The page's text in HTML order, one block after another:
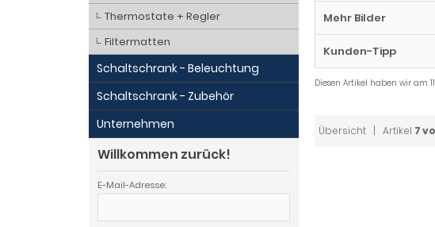
Mehr Bilder
Kunden-Tipp
Diesen Artikel haben wir am
Übersicht | Artikel 7
Thermostate + Regler
Filtermatten
Schaltschrank - Beleuchtung
Schaltschrank - Zubehör
Unternehmen
Willkommen zurück!
E-Mail-Adresse: